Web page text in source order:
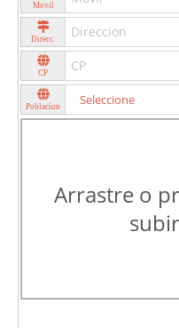
Movil
Direcc.
CP
Poblacion
Arrastre o